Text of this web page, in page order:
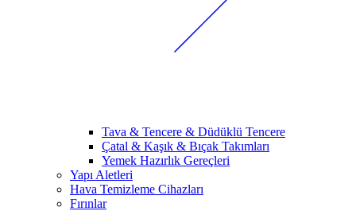
Tava & Tencere & Düdüklü Tencere
Çatal & Kaşık & Bıçak Takımları
Yemek Hazırlık Gereçleri
Yapı Aletleri
Hava Temizleme Cihazları
Fırınlar